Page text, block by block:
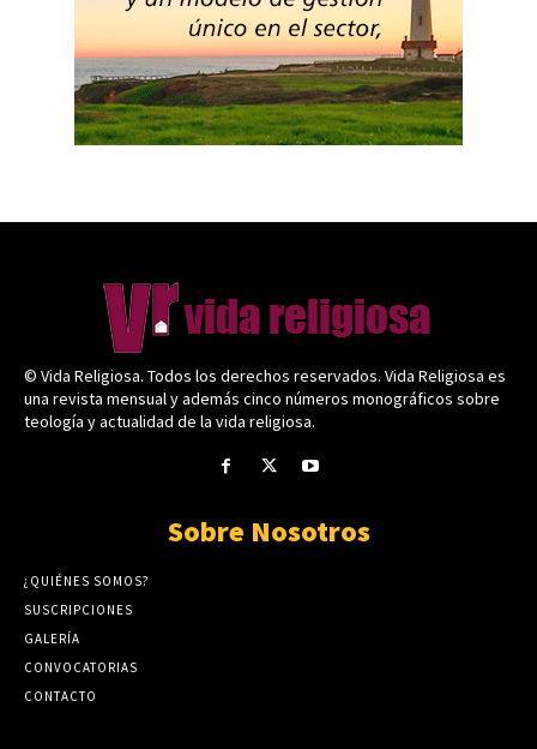
© Vida Religiosa. Todos los derechos reservados. Vida Religiosa es
una revista mensual y además cinco números monográficos sobre
teología y actualidad de la vida religiosa.
Sobre Nosotros
¿QUIÉNES SOMOS?
SUSCRIPCIONES
GALERÍA
CONVOCATORIAS
CONTACTO